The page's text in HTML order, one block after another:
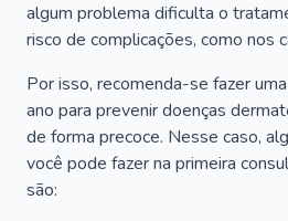
algum problema dificulta o
risco de complicações, como nos
Por isso, recomenda-se fazer
ano para prevenir doenças
de forma precoce. Nesse caso,
você pode fazer na primeira
são: